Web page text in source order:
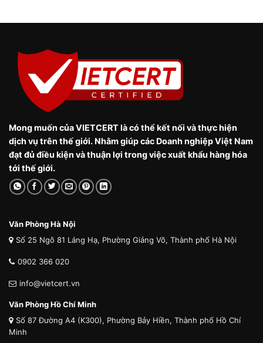
Mong muốn của VIETCERT là có thể kết nối và thực hiện
dịch vụ trên thế giới. Nhằm giúp các Doanh nghiệp Việt Nam
đạt đủ điều kiện và thuận lợi trong việc xuất khẩu hàng hóa
tới thế giới.
Văn Phòng Hà Nội
Số 25 Ngõ 81 Láng Hạ, Phường Giảng Võ, Thành phố Hà Nội
0902 366 020
info@vietcert.vn
Văn Phòng Hồ Chí Minh
Số 87 Đường A4 (K300), Phường Bảy Hiền, Thành phố Hồ Chí
Minh